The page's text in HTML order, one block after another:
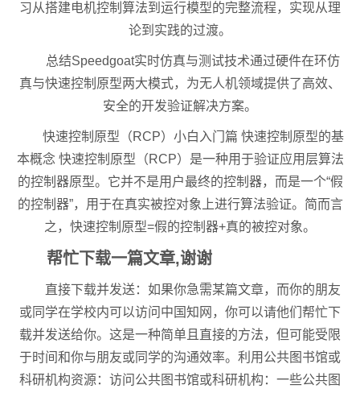
习从搭建电机控制算法到运行模型的完整流程，实现从理
论到实践的过渡。
总结Speedgoat实时仿真与测试技术通过硬件在环仿
真与快速控制原型两大模式，为无人机领域提供了高效、
安全的开发验证解决方案。
快速控制原型（RCP）小白入门篇 快速控制原型的基
本概念 快速控制原型（RCP）是一种用于验证应用层算法
的控制器原型。它并不是用户最终的控制器，而是一个“假
的控制器”，用于在真实被控对象上进行算法验证。简而言
之，快速控制原型=假的控制器+真的被控对象。
帮忙下载一篇文章,谢谢
直接下载并发送：如果你急需某篇文章，而你的朋友
或同学在学校内可以访问中国知网，你可以请他们帮忙下
载并发送给你。这是一种简单且直接的方法，但可能受限
于时间和你与朋友或同学的沟通效率。利用公共图书馆或
科研机构资源：访问公共图书馆或科研机构：一些公共图